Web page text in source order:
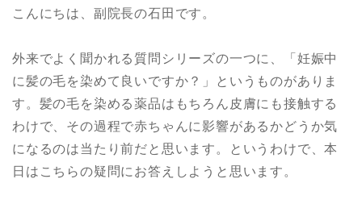
こんにちは、副院長の石田です。
外来でよく聞かれる質問シリーズの一つに、「妊娠中
に髪の毛を染めて良いですか？」というものがありま
す。髪の毛を染める薬品はもちろん皮膚にも接触する
わけで、その過程で赤ちゃんに影響があるかどうか気
になるのは当たり前だと思います。というわけで、本
日はこちらの疑問にお答えしようと思います。